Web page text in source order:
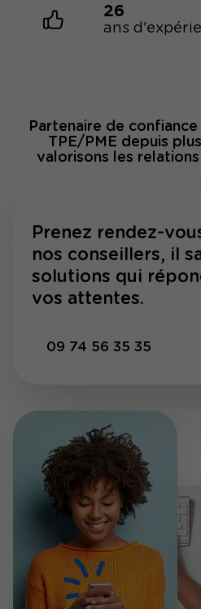
26
ans
Partenaire de
TPE/PME depuis
valorisons les
Prenez rendez-
nos conseillers, il
solutions qui
vos attentes.
09 74 56 35 35